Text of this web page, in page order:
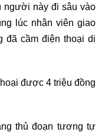
người này đi sâu vào
lúc nhân viên giao
đã cầm điện thoại di
được 4 triệu đồng
thủ đoạn tương tự